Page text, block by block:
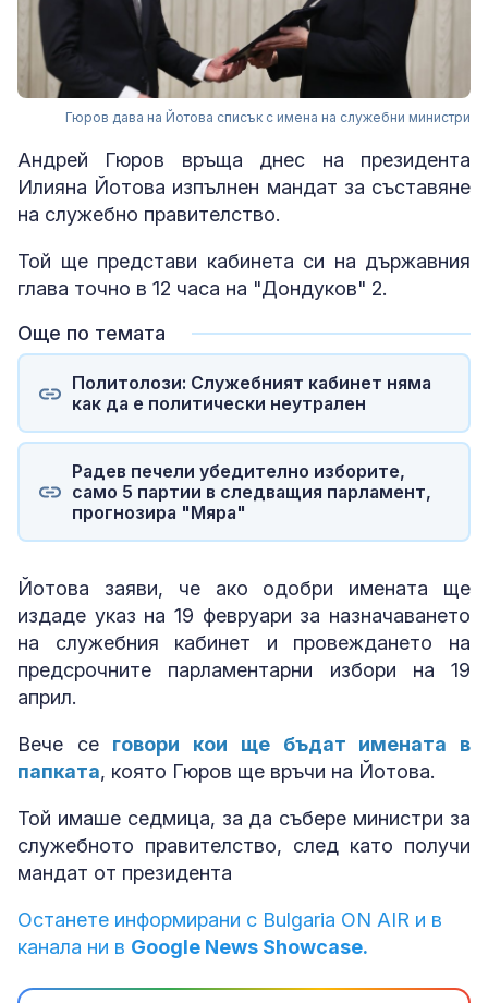
Гюров дава на Йотова списък с имена на служебни министри
Андрей Гюров връща днес на президента
Илияна Йотова изпълнен мандат за съставяне
на служебно правителство.
Той ще представи кабинета си на държавния
глава точно в 12 часа на "Дондуков" 2.
Още по темата
Политолози: Служебният кабинет няма
как да е политически неутрален
Радев печели убедително изборите,
само 5 партии в следващия парламент,
прогнозира "Мяра"
Йотова заяви, че ако одобри имената ще
издаде указ на 19 февруари за назначаването
на служебния кабинет и провеждането на
предсрочните парламентарни избори на 19
април.
Вече се говори кои ще бъдат имената в
папката, която Гюров ще връчи на Йотова.
Той имаше седмица, за да събере министри за
служебното правителство, след като получи
мандат от президента
Останете информирани с Bulgaria ON AIR и в
канала ни в Google News Showcase.